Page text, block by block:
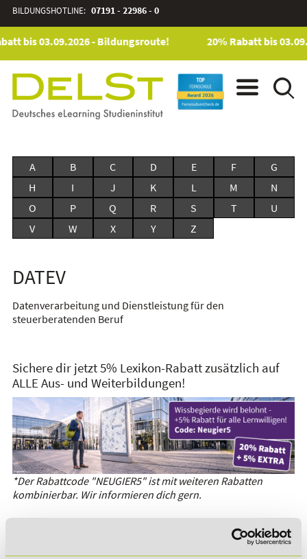
BILDUNGSHOTLINE: 07191 - 22986 - 0
bis 03.09.2026 - Bildungsroute! 20% Rabatt bis
A B C D E F
G
H
I J K L M
N
O
P Q R S T
U
V
W X Y Z
DATEV
Datenverarbeitung und Dienstleistung für den
steuerberatenden Beruf
Sichere dir jetzt 5% Lexikon-Rabatt zusätzlich auf
ALLE Aus- und Weiterbildungen!
*Der Rabattcode "NEUGIER5" ist mit weiteren Rabatten
kombinierbar. Wir informieren dich gern.
Es gibt keine Einträge mit diesem Anfangsbuchstaben.